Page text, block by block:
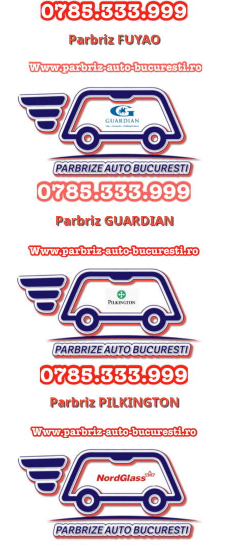
Parbriz FUYAO
Parbriz GUARDIAN
Parbriz PILKINGTON